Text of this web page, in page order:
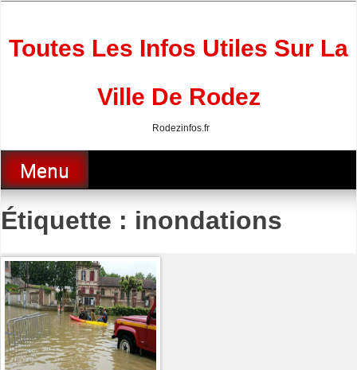
Toutes Les Infos Utiles Sur La
Ville De Rodez
Rodezinfos.fr
Menu
Étiquette : inondations